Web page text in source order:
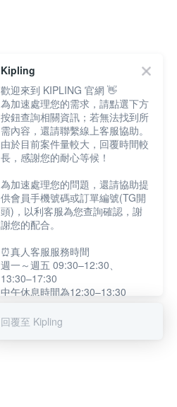
Kipling
歡迎來到 KIPLING 官網 👋
為加速處理您的需求，請點選下方
按鈕查詢相關資訊；若無法找到所
需內容，還請聯繫線上客服協助。
由於目前案件量較大，回覆時間較
長，感謝您的耐心等候！
為加速處理您的問題，還請協助提
供會員手機號碼或訂單編號(TG開
頭)，以利客服為您查詢確認，謝
謝您的配合。
⏰真人客服服務時間
週一～週五 09:30–12:30、
13:30–17:30
中午休息時間為12:30–13:30
提醒您：系統會自動已讀訊息，如
回覆至 Kipling